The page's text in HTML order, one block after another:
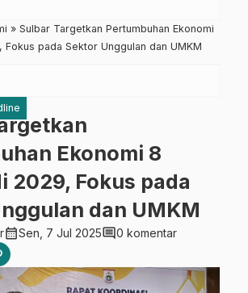
» Sulbar Targetkan Pertumbuhan Ekonomi
pada Sektor Unggulan dan UMKM
Ekonomi 8
2029, Fokus pada
dan UMKM
calendar_monthSen, 7 Jul 2025comment0 komentar